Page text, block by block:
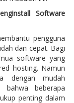
Software
pengguna
dan cepat. Bagi
software yang
hosting. Namun
dengan mudah
bahwa beberapa
penting dalam